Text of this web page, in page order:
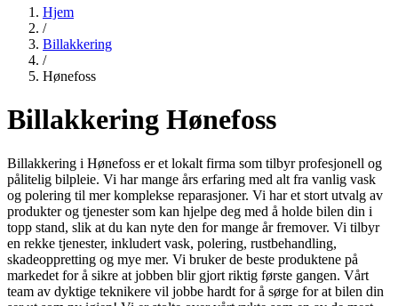
Hjem
/
Billakkering
/
Hønefoss
Billakkering Hønefoss
Billakkering i Hønefoss er et lokalt firma som tilbyr profesjonell og
pålitelig bilpleie. Vi har mange års erfaring med alt fra vanlig vask
og polering til mer komplekse reparasjoner. Vi har et stort utvalg av
produkter og tjenester som kan hjelpe deg med å holde bilen din i
topp stand, slik at du kan nyte den for mange år fremover. Vi tilbyr
en rekke tjenester, inkludert vask, polering, rustbehandling,
skadeoppretting og mye mer. Vi bruker de beste produktene på
markedet for å sikre at jobben blir gjort riktig første gangen. Vårt
team av dyktige teknikere vil jobbe hardt for å sørge for at bilen din